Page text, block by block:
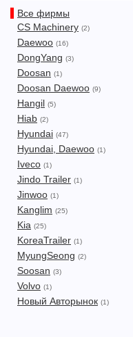
Все фирмы
CS Machinery (2)
Daewoo (16)
DongYang (3)
Doosan (1)
Doosan Daewoo (9)
Hangil (5)
Hiab (2)
Hyundai (47)
Hyundai, Daewoo (1)
Iveco (1)
Jindo Trailer (1)
Jinwoo (1)
Kanglim (25)
Kia (25)
KoreaTrailer (1)
MyungSeong (2)
Soosan (3)
Volvo (1)
Новый Авторынок (1)